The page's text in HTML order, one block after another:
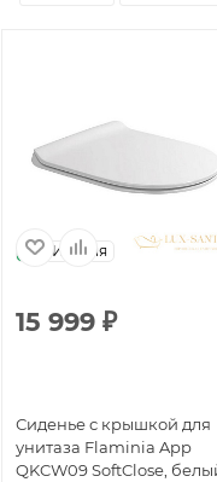
Италия
15 999 ₽
Сиденье с крышкой для
унитаза Flaminia App
QKCW09 SoftClose,